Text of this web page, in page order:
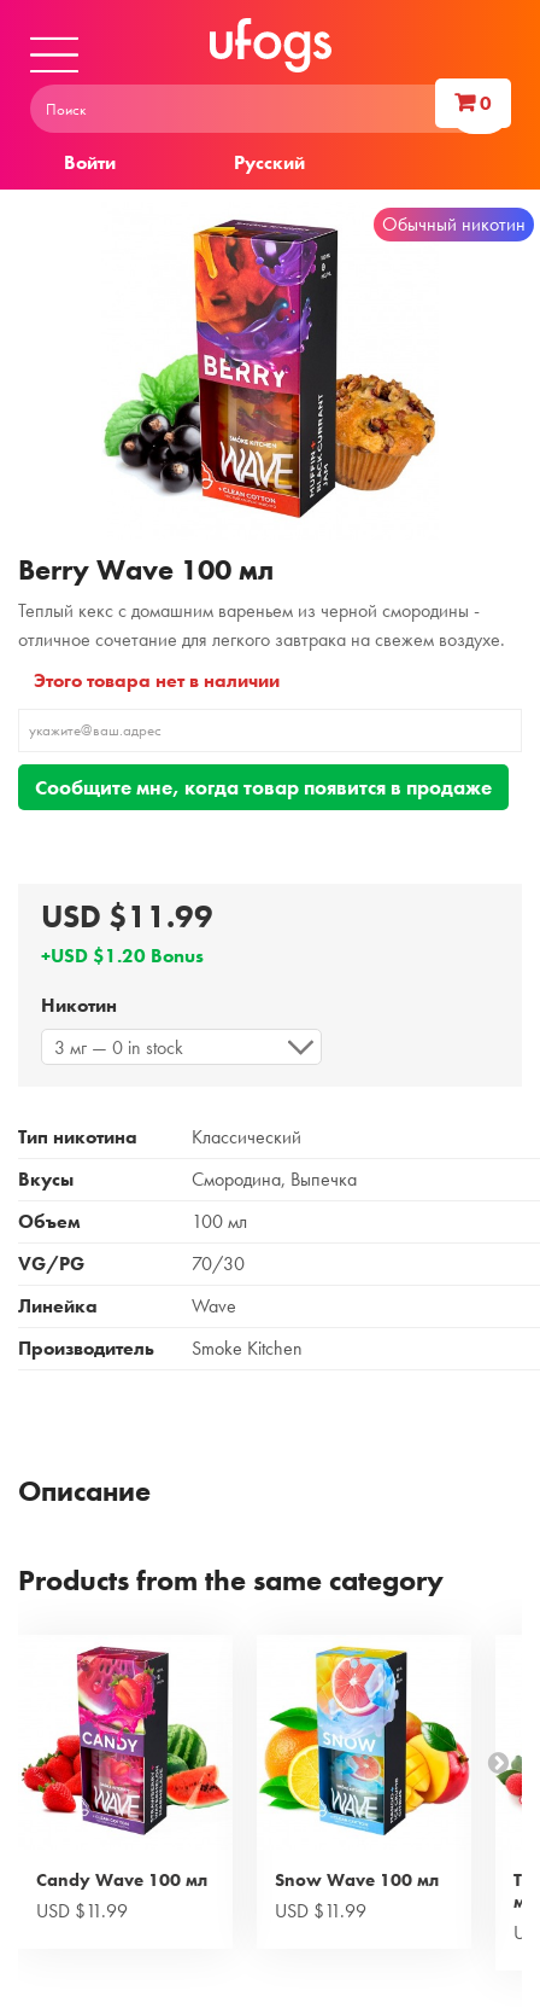
Войти Русский
0
Berry Wave 100 мл
Теплый кекс с домашним вареньем из черной смородины -
отличное сочетание для легкого завтрака на свежем воздухе.
Этого товара нет в наличии
Сообщите мне, когда товар появится в продаже
USD $11.99
+USD $1.20 Bonus
Обычный никотин
Никотин
3 мг — 0 in stock
Тип никотина
Классический
Вкусы
Смородина, Выпечка
Объем
100 мл
VG/PG
70/30
Линейка
Wave
Производитель
Smoke Kitchen
Описание
Products from the same category
Candy Wave 100 мл
USD $11.99
Snow Wave 100 мл
USD $11.99
мл